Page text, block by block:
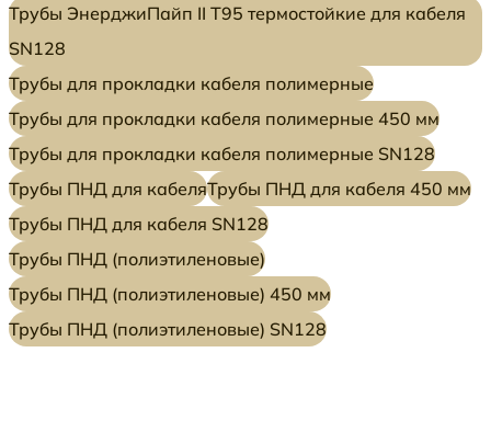
Трубы ЭнерджиПайп II Т95 термостойкие для кабеля
SN128
Трубы для прокладки кабеля полимерные
Трубы для прокладки кабеля полимерные 450 мм
Трубы для прокладки кабеля полимерные SN128
Трубы ПНД для кабеляТрубы ПНД для кабеля 450 мм
Трубы ПНД для кабеля SN128
Трубы ПНД (полиэтиленовые)
Трубы ПНД (полиэтиленовые) 450 мм
Трубы ПНД (полиэтиленовые) SN128